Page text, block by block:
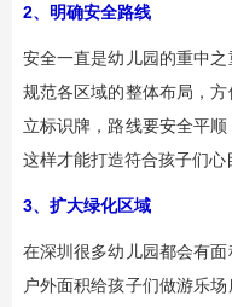
2、明确安全路线
安全一直是幼儿园的重中
规范各区域的整体布局，
立标识牌，路线要安全平
这样才能打造符合孩子们心
3、扩大绿化区域
在深圳很多幼儿园都会有
户外面积给孩子们做游乐